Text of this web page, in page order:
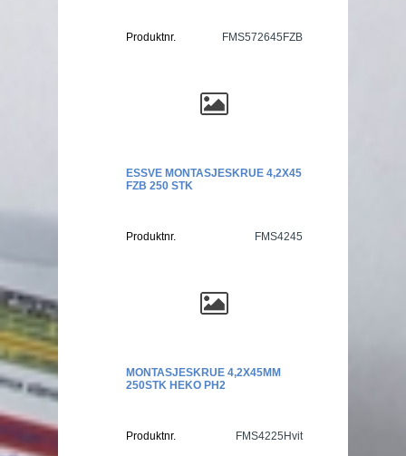
Produktnr. FMS572645FZB
ESSVE MONTASJESKRUE 4,2X45
FZB 250 STK
Produktnr. FMS4245
MONTASJESKRUE 4,2X45MM
250STK HEKO PH2
Produktnr. FMS4225Hvit